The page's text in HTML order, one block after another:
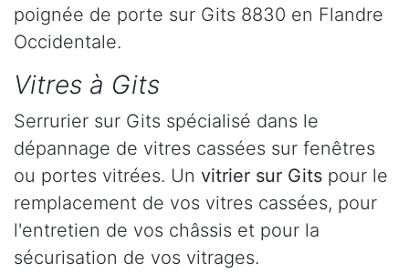
poignée de porte sur Gits 8830 en Flandre
Occidentale.
Vitres à Gits
Serrurier sur Gits spécialisé dans le
dépannage de vitres cassées sur fenêtres
ou portes vitrées. Un vitrier sur Gits pour le
remplacement de vos vitres cassées, pour
l'entretien de vos châssis et pour la
sécurisation de vos vitrages.